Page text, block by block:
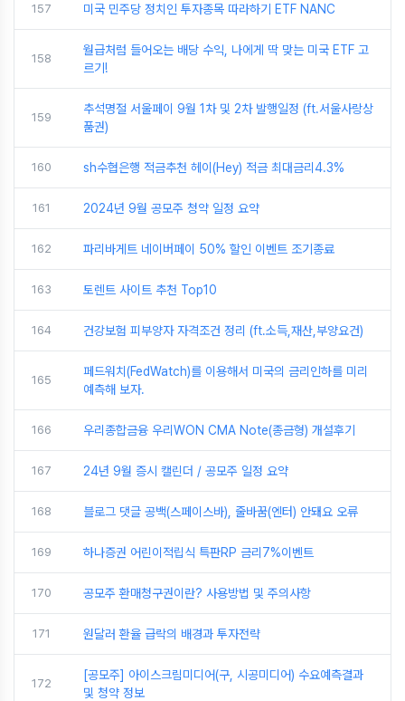
157 미국 민주당 정치인 투자종목 따라하기 ETF NANC
158
월급처럼 들어오는 배당 수익, 나에게 딱 맞는 미국 ETF 고
르기!
159
추석명절 서울페이 9월 1차 및 2차 발행일정 (ft.서울사랑상
품권)
160 sh수협은행 적금추천 헤이(Hey) 적금 최대금리4.3%
161 2024년 9월 공모주 청약 일정 요약
162 파리바게트 네이버페이 50% 할인 이벤트 조기종료
163 토렌트 사이트 추천 Top10
164 건강보험 피부양자 자격조건 정리 (ft.소득,재산,부양요건)
165
페드워치(FedWatch)를 이용해서 미국의 금리인하를 미리
예측해 보자.
166 우리종합금융 우리WON CMA Note(종금형) 개설후기
167 24년 9월 증시 캘린더 / 공모주 일정 요약
168 블로그 댓글 공백(스페이스바), 줄바꿈(엔터) 안돼요 오류
169 하나증권 어린이적립식 특판RP 금리7%이벤트
170 공모주 환매청구권이란? 사용방법 및 주의사항
171 원달러 환율 급락의 배경과 투자전략
172
[공모주] 아이스크림미디어(구, 시공미디어) 수요예측결과
및 청약 정보